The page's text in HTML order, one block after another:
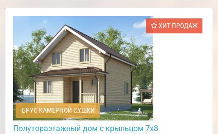
ХИТ ПРОДАЖ
БРУС КАМЕРНОЙ СУШКИ
Полутораэтажный дом с крыльцом 7х8